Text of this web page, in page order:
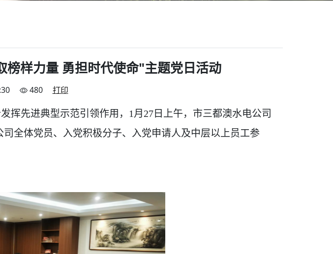
样力量 勇担时代使命"主题党日活动
480 打印
先进典型示范引领作用，1月27日上午，市三都澳水电公司
全体党员、入党积极分子、入党申请人及中层以上员工参